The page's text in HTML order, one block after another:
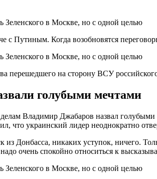
с Путиным. Когда возобновятся
перешедшего на сторону ВСУ
голубыми мечтами
Владимир Джабаров назвал
украинский лидер неоднократно
Донбасса, никаких уступок, ничего.
очень спокойно относиться к